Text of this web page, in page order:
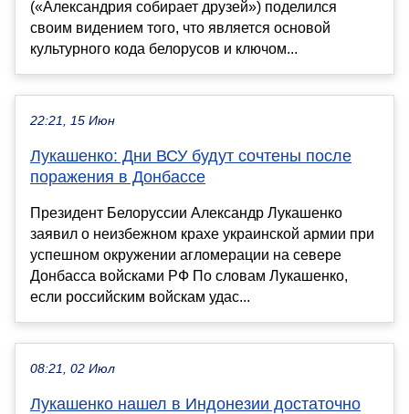
(«Александрия собирает друзей») поделился
своим видением того, что является основой
культурного кода белорусов и ключом...
22:21, 15 Июн
Лукашенко: Дни ВСУ будут сочтены после
поражения в Донбассе
Президент Белоруссии Александр Лукашенко
заявил о неизбежном крахе украинской армии при
успешном окружении агломерации на севере
Донбасса войсками РФ По словам Лукашенко,
если российским войскам удас...
08:21, 02 Июл
Лукашенко нашел в Индонезии достаточно